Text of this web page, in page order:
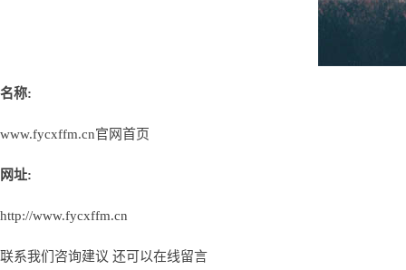
名称:
www.fycxffm.cn官网首页
网址:
http://www.fycxffm.cn
联系我们咨询建议 还可以在线留言